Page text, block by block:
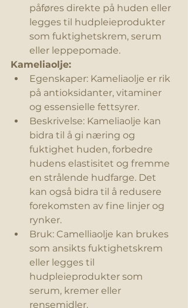
påføres direkte på huden eller
legges til hudpleieprodukter
som fuktighetskrem, serum
eller leppepomade.
Kameliaolje:
Egenskaper: Kameliaolje er rik
på antioksidanter, vitaminer
og essensielle fettsyrer.
Beskrivelse: Kameliaolje kan
bidra til å gi næring og
fuktighet huden, forbedre
hudens elastisitet og fremme
en strålende hudfarge. Det
kan også bidra til å redusere
forekomsten av fine linjer og
rynker.
Bruk: Camelliaolje kan brukes
som ansikts fuktighetskrem
eller legges til
hudpleieprodukter som
serum, kremer eller
rensemidler.